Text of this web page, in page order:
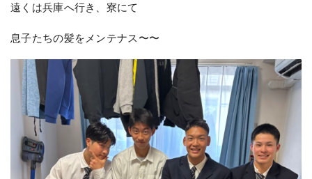
遠くは兵庫へ行き、寮にて
息子たちの髪をメンテナス〜〜